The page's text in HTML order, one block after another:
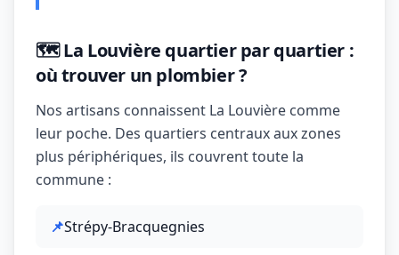
🗺️ La Louvière quartier par quartier :
où trouver un plombier ?
Nos artisans connaissent La Louvière comme
leur poche. Des quartiers centraux aux zones
plus périphériques, ils couvrent toute la
commune :
📌Strépy-Bracquegnies